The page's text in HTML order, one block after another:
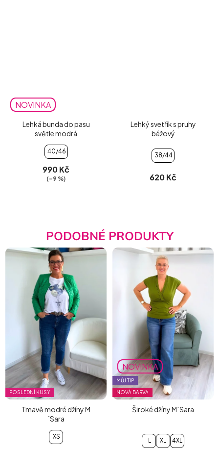
NOVINKA
Lehká bunda do pasu
světle modrá
40/46
990 Kč
(–9 %)
Lehký svetřík s pruhy
béžový
38/44
620 Kč
PODOBNÉ PRODUKTY
POSLEDNÍ KUSY
Tmavě modré džíny M
´Sara
XS
NOVINKA
MŮJ TIP
NOVÁ BARVA
Široké džíny M´Sara
L XL 4XL